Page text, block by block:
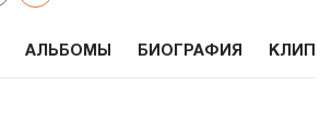
АЛЬБОМЫ БИОГРАФИЯ КЛИПЫ